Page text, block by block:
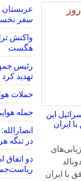
اسرائیل این
ایران
با ایران
عربستان
سفر
واکنش
هگست
رئیس
تهدید کرد
حملات
حمله
در تنگه
دو اتفاق